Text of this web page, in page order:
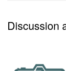
Discussion